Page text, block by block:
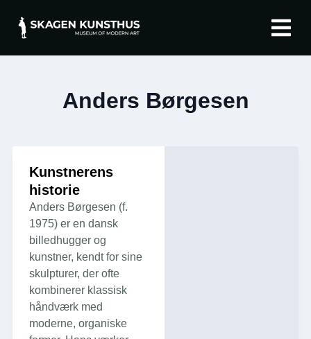
Anders Børgesen
Kunstnerens
historie
Anders Børgesen (f.
1975) er en dansk
billedhugger og
kunstner, kendt for sine
skulpturer, der ofte
kombinerer klassisk
håndværk med
moderne, organiske